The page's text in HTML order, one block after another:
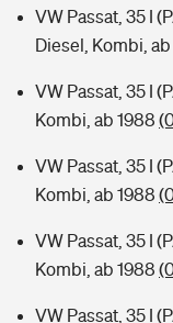
VW Passat, 35 I
Diesel, Kombi, ab
VW Passat, 35 I
Kombi, ab 1988
VW Passat, 35 I
Kombi, ab 1988
VW Passat, 35 I
Kombi, ab 1988
VW Passat, 35 I